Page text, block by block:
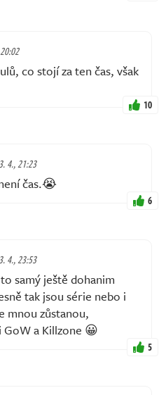
co stojí za ten čas, však
10
4., 21:23
čas.😭
6
4., 23:53
samý ještě dohanim
tak jsou série nebo i
mnou zůstanou,
a Killzone 😀
5